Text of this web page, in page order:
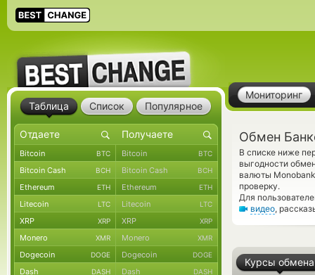
Мониторинг
Обмен
В списке ниже
выгодности
валюты
проверку.
Для
видео,
Курсы обмена
Таблица Список Популярное
Bitcoin BTC Bitcoin BTC
Bitcoin Cash BCH Bitcoin Cash BCH
Ethereum ETH Ethereum ETH
Litecoin LTC Litecoin LTC
XRP XRP XRP XRP
Monero XMR Monero XMR
Dogecoin DOGE Dogecoin DOGE
Dash DASH Dash DASH